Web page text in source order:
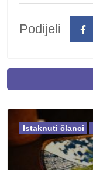
Podijeli
Istaknuti članci